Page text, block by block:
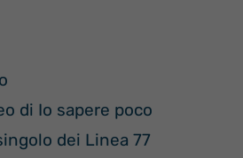
di Io sapere poco
dei Linea 77